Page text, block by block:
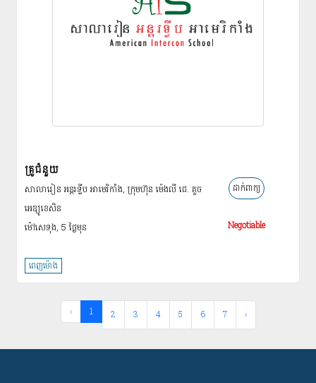
គ្រូជំនួយ
សាលារៀន អន្ដរទ្វីប អាមេរិកាំង, ក្រុមហ៊ុន ម៉េងលី ជេ. គួច
អេឌ្យូខេសិន
ម៉ៅសេទុង, 5 ថ្ងៃ​មុន
ពេញម៉ោង
ដាក់ពាក្យ
Negotiable
‹ 1 2 3 4 5 6 7 ›